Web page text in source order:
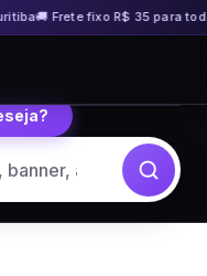
🚚 Frete fixo R$ 35 para todo